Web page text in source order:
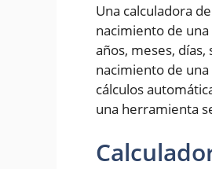
Una calculadora
nacimiento de
años, meses,
nacimiento de
cálculos
una herramienta